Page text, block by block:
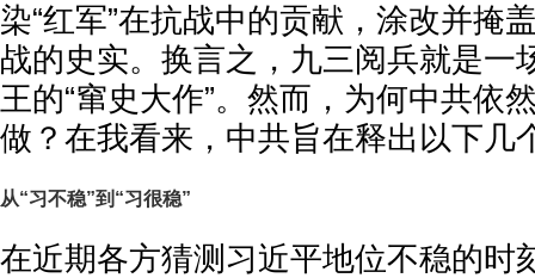
染“红军”在抗战中的贡献，涂改并掩
战的史实。换言之，九三阅兵就是一
王的“窜史大作”。然而，为何中共依
做？在我看来，中共旨在释出以下几
从“习不稳”到“习很稳”
在近期各方猜测习近平地位不稳的时